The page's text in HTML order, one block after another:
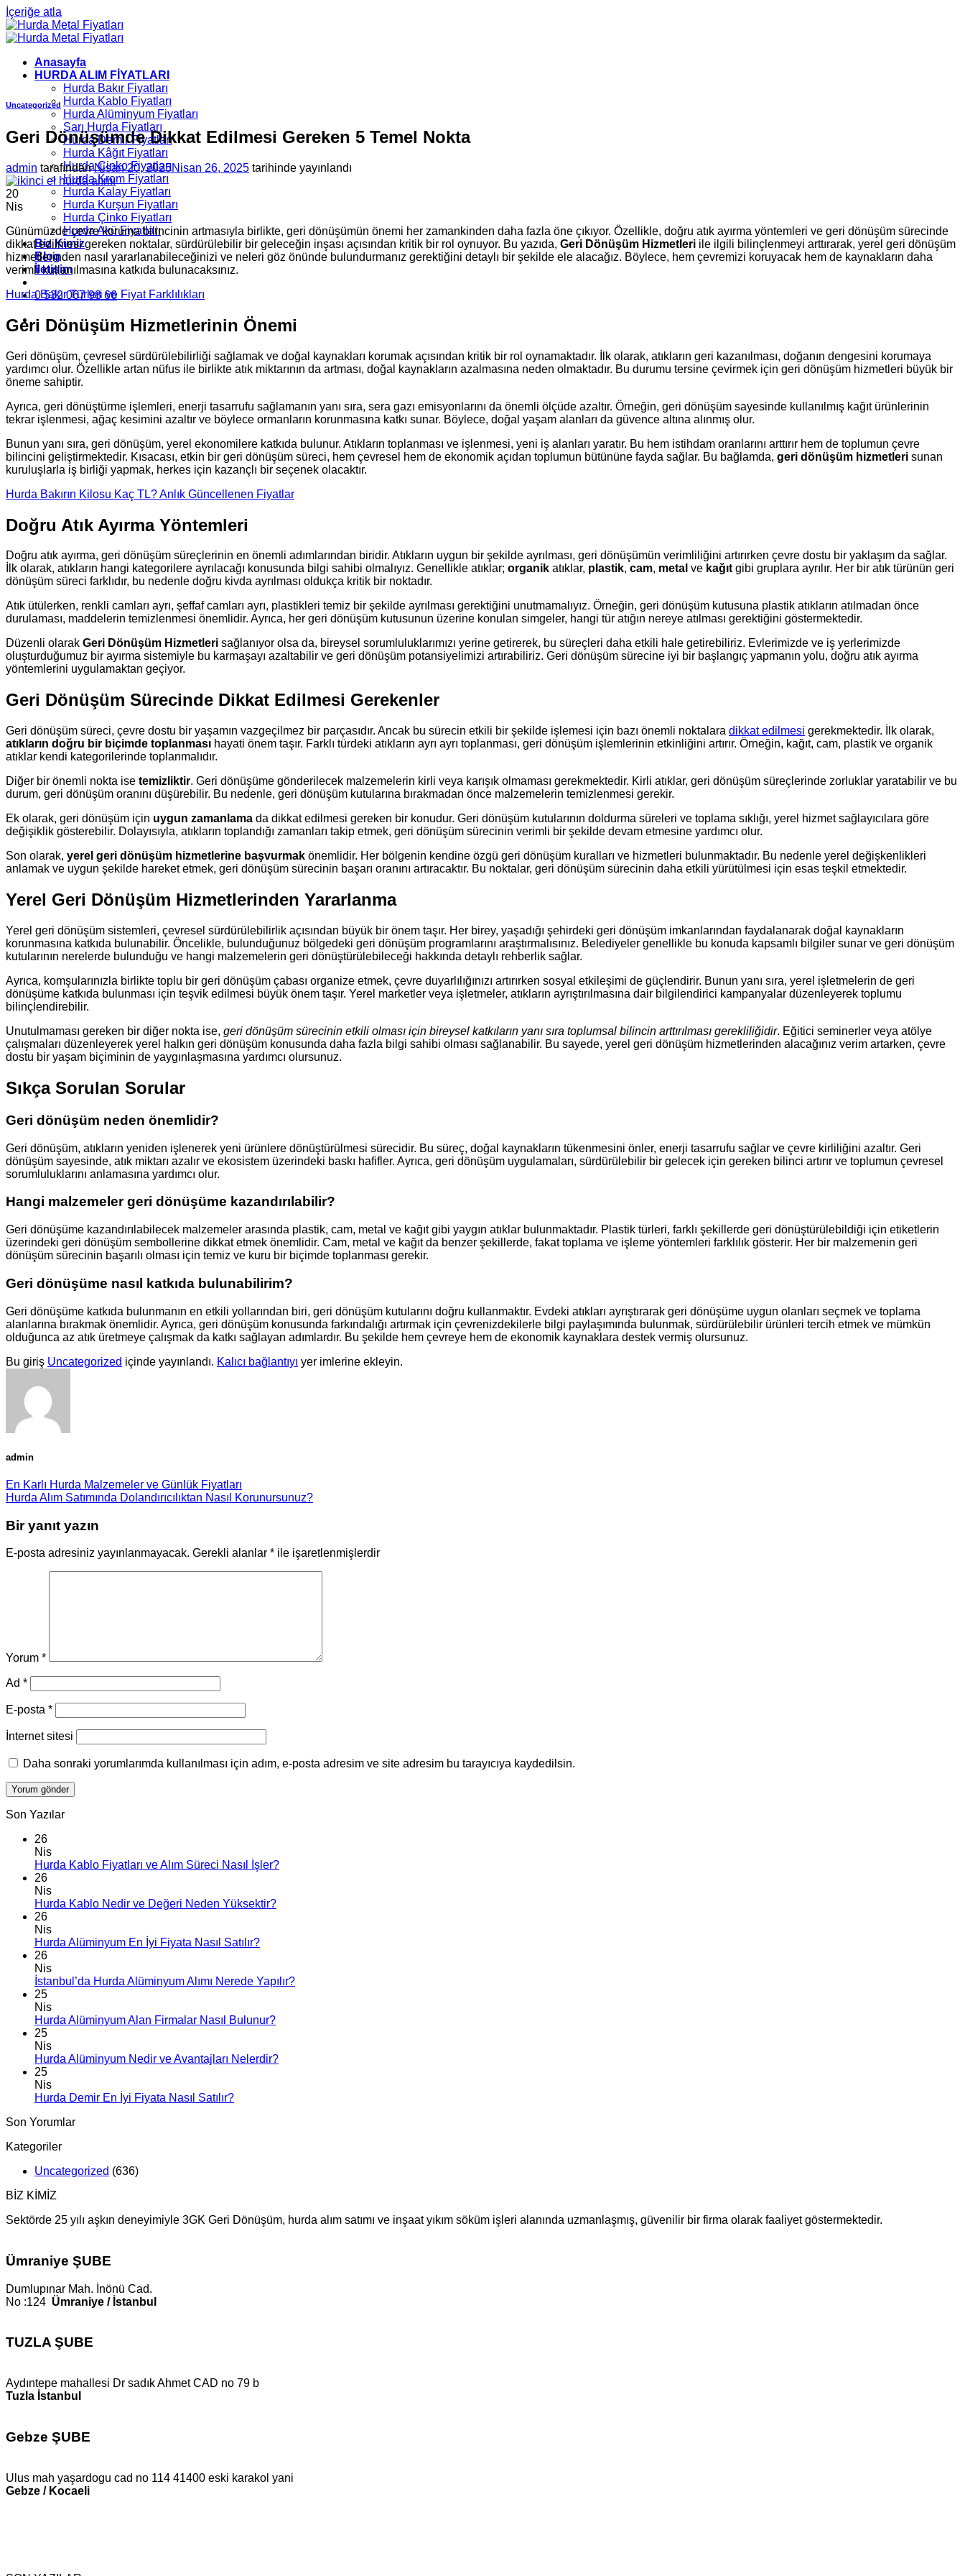
İçeriğe atla
Anasayfa
HURDA ALIM FİYATLARI
Hurda Bakır Fiyatları
Hurda Kablo Fiyatları
Hurda Alüminyum Fiyatları
Sarı Hurda Fiyatları
Hurda Demir Fiyatları
Hurda Kâğıt Fiyatları
Hurda Çinko Fiyatları
Hurda Krom Fiyatları
Hurda Kalay Fiyatları
Hurda Kurşun Fiyatları
Hurda Çinko Fiyatları
Hurda Akü Fiyatları
Biz Kimiz
Blog
İletişim
0 532 067 98 66
Uncategorized
Geri Dönüşümde Dikkat Edilmesi Gereken 5 Temel Nokta
admin tarafından Nisan 20, 2025Nisan 26, 2025 tarihinde yayınlandı
20
Nis
Günümüzde çevre koruma bilincinin artmasıyla birlikte, geri dönüşümün önemi her zamankinden daha fazla öne çıkıyor. Özellikle, doğru atık ayırma yöntemleri ve geri dönüşüm sürecinde
dikkat edilmesi gereken noktalar, sürdürülebilir bir geleceğin inşası açısından kritik bir rol oynuyor. Bu yazıda, Geri Dönüşüm Hizmetleri ile ilgili bilinçlenmeyi arttırarak, yerel geri dönüşüm
hizmetlerinden nasıl yararlanabileceğinizi ve neleri göz önünde bulundurmanız gerektiğini detaylı bir şekilde ele alacağız. Böylece, hem çevremizi koruyacak hem de kaynakların daha
verimli kullanılmasına katkıda bulunacaksınız.
Hurda Bakır Türleri ve Fiyat Farklılıkları
Geri Dönüşüm Hizmetlerinin Önemi
Geri dönüşüm, çevresel sürdürülebilirliği sağlamak ve doğal kaynakları korumak açısından kritik bir rol oynamaktadır. İlk olarak, atıkların geri kazanılması, doğanın dengesini korumaya
yardımcı olur. Özellikle artan nüfus ile birlikte atık miktarının da artması, doğal kaynakların azalmasına neden olmaktadır. Bu durumu tersine çevirmek için geri dönüşüm hizmetleri büyük bir
öneme sahiptir.
Ayrıca, geri dönüştürme işlemleri, enerji tasarrufu sağlamanın yanı sıra, sera gazı emisyonlarını da önemli ölçüde azaltır. Örneğin, geri dönüşüm sayesinde kullanılmış kağıt ürünlerinin
tekrar işlenmesi, ağaç kesimini azaltır ve böylece ormanların korunmasına katkı sunar. Böylece, doğal yaşam alanları da güvence altına alınmış olur.
Bunun yanı sıra, geri dönüşüm, yerel ekonomilere katkıda bulunur. Atıkların toplanması ve işlenmesi, yeni iş alanları yaratır. Bu hem istihdam oranlarını arttırır hem de toplumun çevre
bilincini geliştirmektedir. Kısacası, etkin bir geri dönüşüm süreci, hem çevresel hem de ekonomik açıdan toplumun bütününe fayda sağlar. Bu bağlamda, geri dönüşüm hizmetleri sunan
kuruluşlarla iş birliği yapmak, herkes için kazançlı bir seçenek olacaktır.
Hurda Bakırın Kilosu Kaç TL? Anlık Güncellenen Fiyatlar
Doğru Atık Ayırma Yöntemleri
Doğru atık ayırma, geri dönüşüm süreçlerinin en önemli adımlarından biridir. Atıkların uygun bir şekilde ayrılması, geri dönüşümün verimliliğini artırırken çevre dostu bir yaklaşım da sağlar.
İlk olarak, atıkların hangi kategorilere ayrılacağı konusunda bilgi sahibi olmalıyız. Genellikle atıklar; organik atıklar, plastik, cam, metal ve kağıtgibi gruplara ayrılır. Her bir atık türünün geri
dönüşüm süreci farklıdır, bu nedenle doğru kivda ayrılması oldukça kritik bir noktadır.
Atık ütülerken, renkli camları ayrı, şeffaf camları ayrı, plastikleri temiz bir şekilde ayrılması gerektiğini unutmamalıyız. Örneğin, geri dönüşüm kutusuna plastik atıkların atılmadan önce
durulaması, maddelerin temizlenmesi önemlidir. Ayrıca, her geri dönüşüm kutusunun üzerine konulan simgeler, hangi tür atığın nereye atılması gerektiğini göstermektedir.
Düzenli olarak Geri Dönüşüm Hizmetleri sağlanıyor olsa da, bireysel sorumluluklarımızı yerine getirerek, bu süreçleri daha etkili hale getirebiliriz. Evlerimizde ve iş yerlerimizde
oluşturduğumuz bir ayırma sistemiyle bu karmaşayı azaltabilir ve geri dönüşüm potansiyelimizi artırabiliriz. Geri dönüşüm sürecine iyi bir başlangıç yapmanın yolu, doğru atık ayırma
yöntemlerini uygulamaktan geçiyor.
Geri Dönüşüm Sürecinde Dikkat Edilmesi Gerekenler
Geri dönüşüm süreci, çevre dostu bir yaşamın vazgeçilmez bir parçasıdır. Ancak bu sürecin etkili bir şekilde işlemesi için bazı önemli noktalara dikkat edilmesi gerekmektedir. İlk olarak,
atıkların doğru bir biçimde toplanması hayati önem taşır. Farklı türdeki atıkların ayrı ayrı toplanması, geri dönüşüm işlemlerinin etkinliğini artırır. Örneğin, kağıt, cam, plastik ve organik
atıklar kendi kategorilerinde toplanmalıdır.
Diğer bir önemli nokta ise temizliktir. Geri dönüşüme gönderilecek malzemelerin kirli veya karışık olmaması gerekmektedir. Kirli atıklar, geri dönüşüm süreçlerinde zorluklar yaratabilir ve bu
durum, geri dönüşüm oranını düşürebilir. Bu nedenle, geri dönüşüm kutularına bırakmadan önce malzemelerin temizlenmesi gerekir.
Ek olarak, geri dönüşüm için uygun zamanlama da dikkat edilmesi gereken bir konudur. Geri dönüşüm kutularının doldurma süreleri ve toplama sıklığı, yerel hizmet sağlayıcılara göre
değişiklik gösterebilir. Dolayısıyla, atıkların toplandığı zamanları takip etmek, geri dönüşüm sürecinin verimli bir şekilde devam etmesine yardımcı olur.
Son olarak, yerel geri dönüşüm hizmetlerine başvurmak önemlidir. Her bölgenin kendine özgü geri dönüşüm kuralları ve hizmetleri bulunmaktadır. Bu nedenle yerel değişkenlikleri
anlamak ve uygun şekilde hareket etmek, geri dönüşüm sürecinin başarı oranını artıracaktır. Bu noktalar, geri dönüşüm sürecinin daha etkili yürütülmesi için esas teşkil etmektedir.
Yerel Geri Dönüşüm Hizmetlerinden Yararlanma
Yerel geri dönüşüm sistemleri, çevresel sürdürülebilirlik açısından büyük bir önem taşır. Her birey, yaşadığı şehirdeki geri dönüşüm imkanlarından faydalanarak doğal kaynakların
korunmasına katkıda bulunabilir. Öncelikle, bulunduğunuz bölgedeki geri dönüşüm programlarını araştırmalısınız. Belediyeler genellikle bu konuda kapsamlı bilgiler sunar ve geri dönüşüm
kutularının nerelerde bulunduğu ve hangi malzemelerin geri dönüştürülebileceği hakkında detaylı rehberlik sağlar.
Ayrıca, komşularınızla birlikte toplu bir geri dönüşüm çabası organize etmek, çevre duyarlılığınızı artırırken sosyal etkileşimi de güçlendirir. Bunun yanı sıra, yerel işletmelerin de geri
dönüşüme katkıda bulunması için teşvik edilmesi büyük önem taşır. Yerel marketler veya işletmeler, atıkların ayrıştırılmasına dair bilgilendirici kampanyalar düzenleyerek toplumu
bilinçlendirebilir.
Unutulmaması gereken bir diğer nokta ise, geri dönüşüm sürecinin etkili olması için bireysel katkıların yanı sıra toplumsal bilincin arttırılması gerekliliğidir. Eğitici seminerler veya atölye
çalışmaları düzenleyerek yerel halkın geri dönüşüm konusunda daha fazla bilgi sahibi olması sağlanabilir. Bu sayede, yerel geri dönüşüm hizmetlerinden alacağınız verim artarken, çevre
dostu bir yaşam biçiminin de yaygınlaşmasına yardımcı olursunuz.
Sıkça Sorulan Sorular
Geri dönüşüm neden önemlidir?
Geri dönüşüm, atıkların yeniden işlenerek yeni ürünlere dönüştürülmesi sürecidir. Bu süreç, doğal kaynakların tükenmesini önler, enerji tasarrufu sağlar ve çevre kirliliğini azaltır. Geri
dönüşüm sayesinde, atık miktarı azalır ve ekosistem üzerindeki baskı hafifler. Ayrıca, geri dönüşüm uygulamaları, sürdürülebilir bir gelecek için gereken bilinci artırır ve toplumun çevresel
sorumluluklarını anlamasına yardımcı olur.
Hangi malzemeler geri dönüşüme kazandırılabilir?
Geri dönüşüme kazandırılabilecek malzemeler arasında plastik, cam, metal ve kağıt gibi yaygın atıklar bulunmaktadır. Plastik türleri, farklı şekillerde geri dönüştürülebildiği için etiketlerin
üzerindeki geri dönüşüm sembollerine dikkat etmek önemlidir. Cam, metal ve kağıt da benzer şekillerde, fakat toplama ve işleme yöntemleri farklılık gösterir. Her bir malzemenin geri
dönüşüm sürecinin başarılı olması için temiz ve kuru bir biçimde toplanması gerekir.
Geri dönüşüme nasıl katkıda bulunabilirim?
Geri dönüşüme katkıda bulunmanın en etkili yollarından biri, geri dönüşüm kutularını doğru kullanmaktır. Evdeki atıkları ayrıştırarak geri dönüşüme uygun olanları seçmek ve toplama
alanlarına bırakmak önemlidir. Ayrıca, geri dönüşüm konusunda farkındalığı artırmak için çevrenizdekilerle bilgi paylaşımında bulunmak, sürdürülebilir ürünleri tercih etmek ve mümkün
olduğunca az atık üretmeye çalışmak da katkı sağlayan adımlardır. Bu şekilde hem çevreye hem de ekonomik kaynaklara destek vermiş olursunuz.
Bu giriş Uncategorized içinde yayınlandı. Kalıcı bağlantıyı yer imlerine ekleyin.
admin
En Karlı Hurda Malzemeler ve Günlük Fiyatları
Hurda Alım Satımında Dolandırıcılıktan Nasıl Korunursunuz?
Bir yanıt yazın
E-posta adresiniz yayınlanmayacak. Gerekli alanlar * ile işaretlenmişlerdir
Yorum *
Ad *
E-posta *
İnternet sitesi
Daha sonraki yorumlarımda kullanılması için adım, e-posta adresim ve site adresim bu tarayıcıya kaydedilsin.
Son Yazılar
26
Nis
Hurda Kablo Fiyatları ve Alım Süreci Nasıl İşler?
26
Nis
Hurda Kablo Nedir ve Değeri Neden Yüksektir?
26
Nis
Hurda Alüminyum En İyi Fiyata Nasıl Satılır?
26
Nis
İstanbul’da Hurda Alüminyum Alımı Nerede Yapılır?
25
Nis
Hurda Alüminyum Alan Firmalar Nasıl Bulunur?
25
Nis
Hurda Alüminyum Nedir ve Avantajları Nelerdir?
25
Nis
Hurda Demir En İyi Fiyata Nasıl Satılır?
Son Yorumlar
Kategoriler
Uncategorized (636)
BİZ KİMİZ
Sektörde 25 yılı aşkın deneyimiyle 3GK Geri Dönüşüm, hurda alım satımı ve inşaat yıkım söküm işleri alanında uzmanlaşmış, güvenilir bir firma olarak faaliyet göstermektedir.
Ümraniye ŞUBE
Dumlupınar Mah. İnönü Cad.
No :124 Ümraniye / İstanbul
TUZLA ŞUBE
Aydıntepe mahallesi Dr sadık Ahmet CAD no 79 b
Tuzla İstanbul
Gebze ŞUBE
Ulus mah yaşardogu cad no 114 41400 eski karakol yani
Gebze / Kocaeli